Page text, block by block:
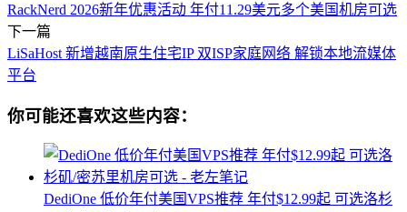
RackNerd 2026新年优惠活动 年付11.29美元多个美国机房可选
下一篇
LiSaHost 新增越南原生住宅IP 双ISP家庭网络 解锁本地流媒体
平台
你可能还喜欢这些内容：
DediOne 低价年付美国VPS推荐 年付$12.99起 可选洛杉